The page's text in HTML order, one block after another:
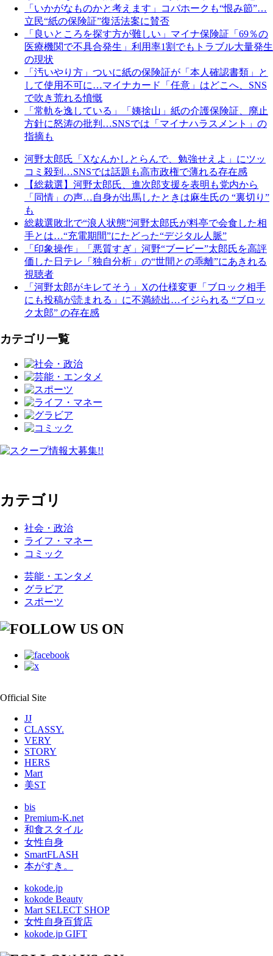
「いかがなものかと考えます」コバホークも“恨み節”…
立民“紙の保険証”復活法案に賛否
「良いところを探す方が難しい」マイナ保険証「69％の
医療機関で不具合発生」利用率1割でもトラブル大量発生
の現状
「汚いやり方」ついに紙の保険証が「本人確認書類」と
して使用不可に…マイナカード「任意」はどこへ、SNS
で吹き荒れる憤慨
「常軌を逸している」「姨捨山」紙の介護保険証、廃止
方針に怒涛の批判…SNSでは「マイナハラスメント」の
指摘も
河野太郎氏「Xなんかしとらんで、勉強せえよ」にツッ
コミ殺到…SNSでは話題も高市政権で薄れる存在感
【総裁選】河野太郎氏、進次郎支援を表明も党内から
「同情」の声…自身が出馬したときは麻生氏の “裏切り”
も
総裁選敗北で“浪人状態”河野太郎氏が料亭で会食した相
手とは…“充電期間”にたどった“デジタル人脈”
「印象操作」「悪質すぎ」河野“ブービー”太郎氏を高評
価した日テレ「独自分析」の“世間との乖離”にあきれる
視聴者
「河野太郎がキレてそう」Xの仕様変更「ブロック相手
にも投稿が読まれる」に不満続出…イジられる “ブロッ
ク太郎” の存在感
カテゴリ一覧
カテゴリ
社会・政治
ライフ・マネー
コミック
芸能・エンタメ
グラビア
スポーツ
Official Site
JJ
CLASSY.
VERY
STORY
HERS
Mart
美ST
bis
Premium-K.net
和食スタイル
女性自身
SmartFLASH
本がすき。
kokode.jp
kokode Beauty
Mart SELECT SHOP
女性自身百貨店
kokode.jp GIFT